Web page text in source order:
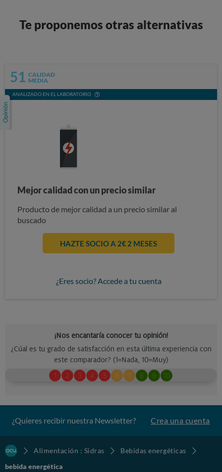
Te proponemos otras alternativas
51 CALIDAD
MEDIA
ANALIZADO EN EL LABORATORIO
Mejor calidad con un precio similar
Producto de mejor calidad a un precio similar al
buscado
HAZTE SOCIO A 2€ 2 MESES
¿Eres socio? Accede a tu cuenta
¿Quieres recibir nuestra Newsletter? Crea una cuenta
Alimentación : Sidras
Bebidas energéticas
bebida energética